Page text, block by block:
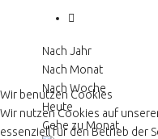
Nach Jahr
Nach Monat
Nach Woche
Heute
Gehe zu Monat
Wir benutzen Cookies
Wir nutzen Cookies auf
essenziell für den Betrieb der